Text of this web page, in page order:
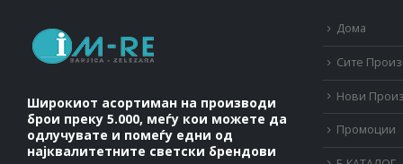
Широкиот асортиман на производи
брои преку 5.000, меѓу кои можете да
одлучувате и помеѓу едни од
најквалитетните светски брендови
Дома
Сите
Нови
Промоции